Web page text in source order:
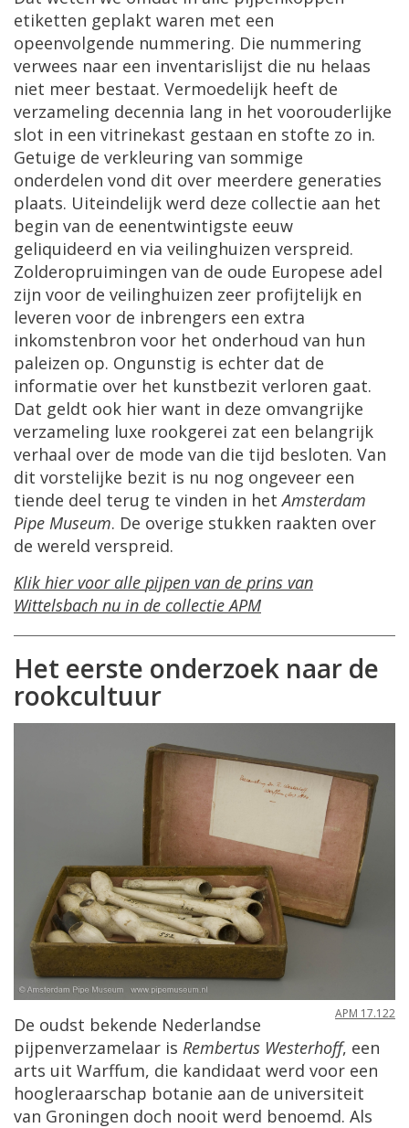
etiketten geplakt waren met een
opeenvolgende nummering. Die nummering
verwees naar een inventarislijst die nu helaas
niet meer bestaat. Vermoedelijk heeft de
verzameling decennia lang in het voorouderlijke
slot in een vitrinekast gestaan en stofte zo in.
Getuige de verkleuring van sommige
onderdelen vond dit over meerdere generaties
plaats. Uiteindelijk werd deze collectie aan het
begin van de eenentwintigste eeuw
geliquideerd en via veilinghuizen verspreid.
Zolderopruimingen van de oude Europese adel
zijn voor de veilinghuizen zeer profijtelijk en
leveren voor de inbrengers een extra
inkomstenbron voor het onderhoud van hun
paleizen op. Ongunstig is echter dat de
informatie over het kunstbezit verloren gaat.
Dat geldt ook hier want in deze omvangrijke
verzameling luxe rookgerei zat een belangrijk
verhaal over de mode van die tijd besloten. Van
dit vorstelijke bezit is nu nog ongeveer een
tiende deel terug te vinden in het Amsterdam
Pipe Museum. De overige stukken raakten over
de wereld verspreid.
Klik hier voor alle pijpen van de prins van
Wittelsbach nu in de collectie APM
Het eerste onderzoek naar de
rookcultuur
APM 17.122
De oudst bekende Nederlandse
pijpenverzamelaar is Rembertus Westerhoff, een
arts uit Warffum, die kandidaat werd voor een
hoogleraarschap botanie aan de universiteit
van Groningen doch nooit werd benoemd. Als